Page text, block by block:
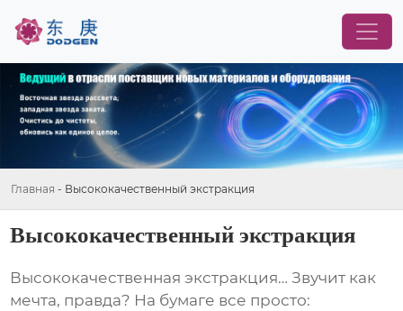
Главная - Высококачественный экстракция
Высококачественный экстракция
Высококачественная экстракция… Звучит как
мечта, правда? На бумаге все просто: